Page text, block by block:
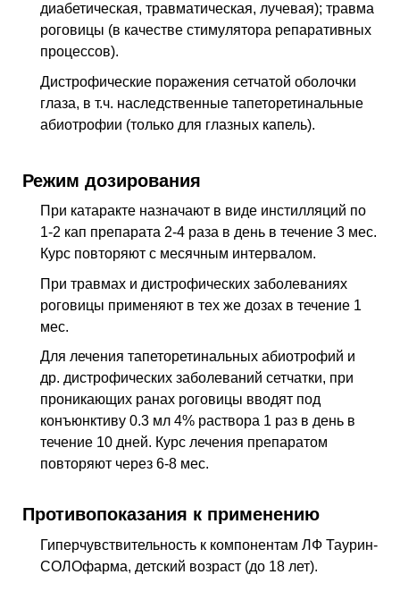
диабетическая, травматическая, лучевая); травма
роговицы (в качестве стимулятора репаративных
процессов).
Дистрофические поражения сетчатой оболочки
глаза, в т.ч. наследственные тапеторетинальные
абиотрофии (только для глазных капель).
Режим дозирования
При катаракте назначают в виде инстилляций по
1-2 кап препарата 2-4 раза в день в течение 3 мес.
Курс повторяют с месячным интервалом.
При травмах и дистрофических заболеваниях
роговицы применяют в тех же дозах в течение 1
мес.
Для лечения тапеторетинальных абиотрофий и
др. дистрофических заболеваний сетчатки, при
проникающих ранах роговицы вводят под
конъюнктиву 0.3 мл 4% раствора 1 раз в день в
течение 10 дней. Курс лечения препаратом
повторяют через 6-8 мес.
Противопоказания к применению
Гиперчувствительность к компонентам ЛФ Таурин-
СОЛОфарма, детский возраст (до 18 лет).